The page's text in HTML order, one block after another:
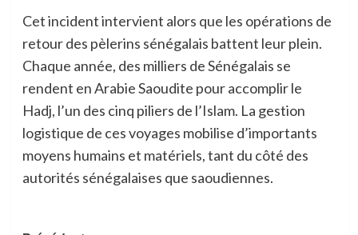
Cet incident intervient alors que les opérations de
retour des pèlerins sénégalais battent leur plein.
Chaque année, des milliers de Sénégalais se
rendent en Arabie Saoudite pour accomplir le
Hadj, l’un des cinq piliers de l’Islam. La gestion
logistique de ces voyages mobilise d’importants
moyens humains et matériels, tant du côté des
autorités sénégalaises que saoudiennes.